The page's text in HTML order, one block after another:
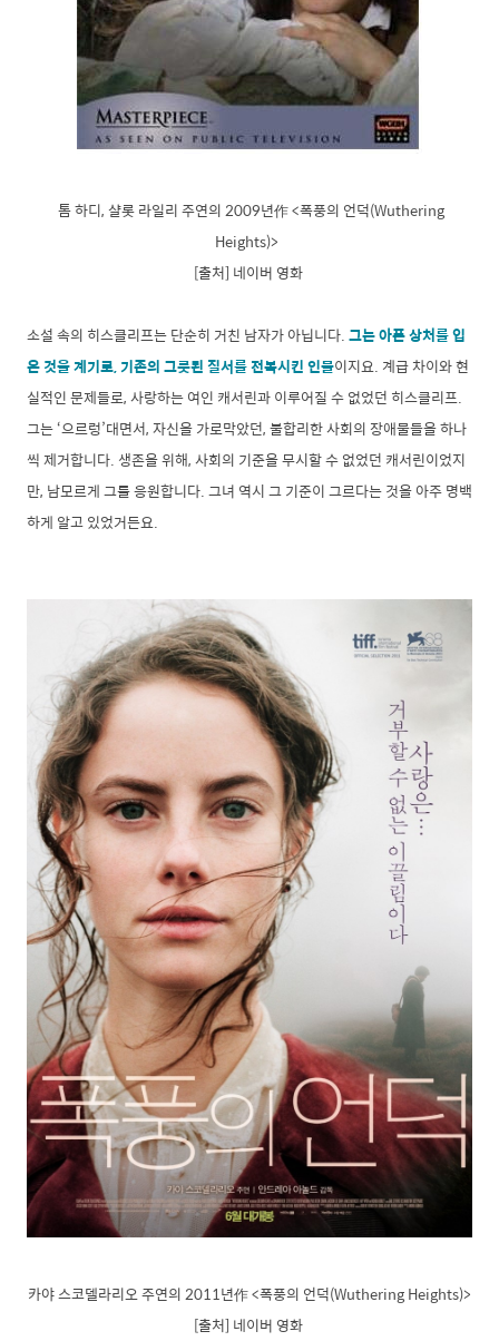
톰 하디, 샬롯 라일리 주연의 2009년作 <폭풍의 언덕(Wuthering
Heights)>
[출처] 네이버 영화
소설 속의 히스클리프는 단순히 거친 남자가 아닙니다.그는 아픈 상처를 입
은 것을 계기로, 기존의 그릇된 질서를 전복시킨 인물이지요. 계급 차이와 현
실적인 문제들로, 사랑하는 여인 캐서린과 이루어질 수 없었던 히스클리프.
그는 ‘으르렁’대면서, 자신을 가로막았던, 불합리한 사회의 장애물들을 하나
씩 제거합니다. 생존을 위해, 사회의 기준을 무시할 수 없었던 캐서린이었지
만, 남모르게 그를 응원합니다. 그녀 역시 그 기준이 그르다는 것을 아주 명백
하게 알고 있었거든요.
카야 스코델라리오 주연의 2011년作 <폭풍의 언덕(Wuthering Heights)>
[출처] 네이버 영화